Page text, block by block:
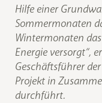
Hilfe einer
Sommermonaten
Wintermonaten
Energie versorgt“,
Geschäftsführer
Projekt in
durchführt.